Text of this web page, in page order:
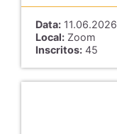
Data:11.06.2026
Local:Zoom
Inscritos:45